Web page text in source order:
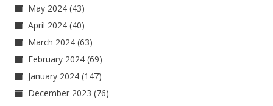
May 2024 (43)
April 2024 (40)
March 2024 (63)
February 2024 (69)
January 2024 (147)
December 2023 (76)